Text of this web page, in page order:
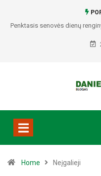
Penktasis senovės dienų
Home Neįgalieji